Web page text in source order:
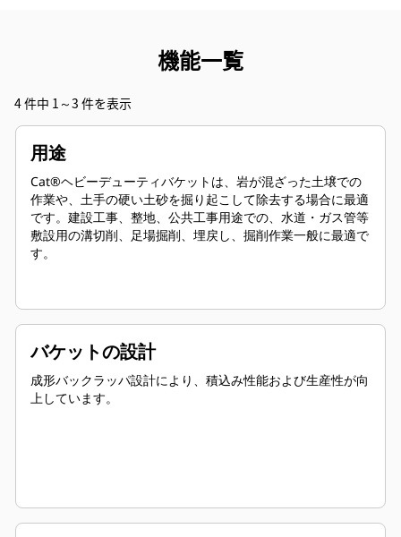
機能一覧
4 件中 1～3 件を表示
用途
Cat®ヘビーデューティバケットは、岩が混ざった土壌での
作業や、土手の硬い土砂を掘り起こして除去する場合に最適
です。建設工事、整地、公共工事用途での、水道・ガス管等
敷設用の溝切削、足場掘削、埋戻し、掘削作業一般に最適で
す。
バケットの設計
成形バックラッパ設計により、積込み性能および生産性が向
上しています。